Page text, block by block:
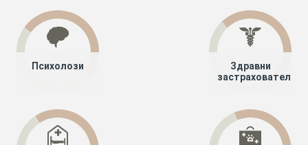
Психолози
Здравни
застрахователи